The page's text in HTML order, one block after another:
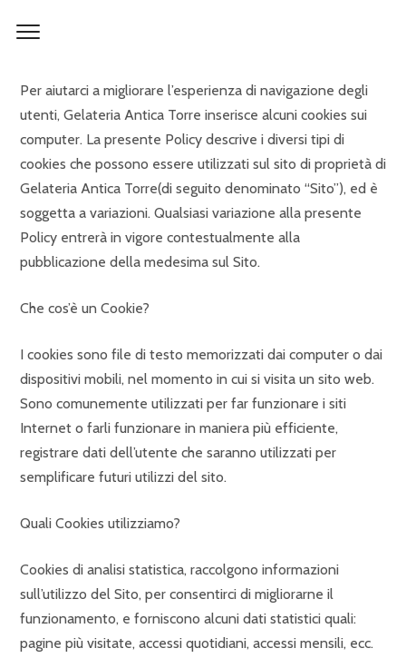
Per aiutarci a migliorare l’esperienza di navigazione degli
utenti, Gelateria Antica Torre inserisce alcuni cookies sui
computer. La presente Policy descrive i diversi tipi di
cookies che possono essere utilizzati sul sito di proprietà di
Gelateria Antica Torre(di seguito denominato “Sito”), ed è
soggetta a variazioni. Qualsiasi variazione alla presente
Policy entrerà in vigore contestualmente alla
pubblicazione della medesima sul Sito.
Che cos’è un Cookie?
I cookies sono file di testo memorizzati dai computer o dai
dispositivi mobili, nel momento in cui si visita un sito web.
Sono comunemente utilizzati per far funzionare i siti
Internet o farli funzionare in maniera più efficiente,
registrare dati dell’utente che saranno utilizzati per
semplificare futuri utilizzi del sito.
Quali Cookies utilizziamo?
Cookies di analisi statistica, raccolgono informazioni
sull’utilizzo del Sito, per consentirci di migliorarne il
funzionamento, e forniscono alcuni dati statistici quali:
pagine più visitate, accessi quotidiani, accessi mensili, ecc.